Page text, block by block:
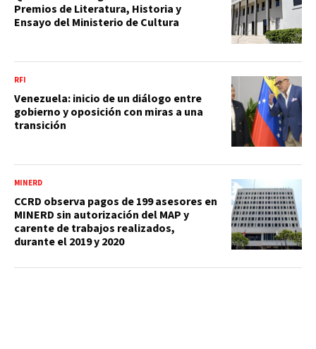
Premios de Literatura, Historia y
Ensayo del Ministerio de Cultura
RFI
Venezuela: inicio de un diálogo entre
gobierno y oposición con miras a una
transición
MINERD
CCRD observa pagos de 199 asesores en
MINERD sin autorización del MAP y
carente de trabajos realizados,
durante el 2019 y 2020